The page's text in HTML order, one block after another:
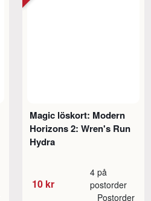
Magic löskort: Modern
Horizons 2: Wren's Run
Hydra
10 kr
4 på
postorder
Postorder